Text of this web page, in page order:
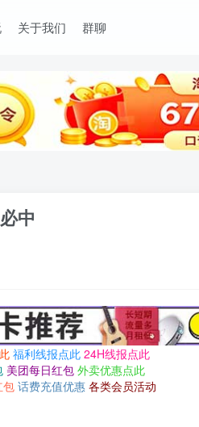
关于我们 群聊
中
福利线报点此 24H线报点此
美团每日红包 外卖优惠点此
包 话费充值优惠 各类会员活动